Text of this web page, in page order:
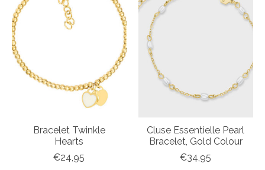
Bracelet Twinkle
Hearts
€24,95
Cluse Essentielle Pearl
Bracelet, Gold Colour
€34,95